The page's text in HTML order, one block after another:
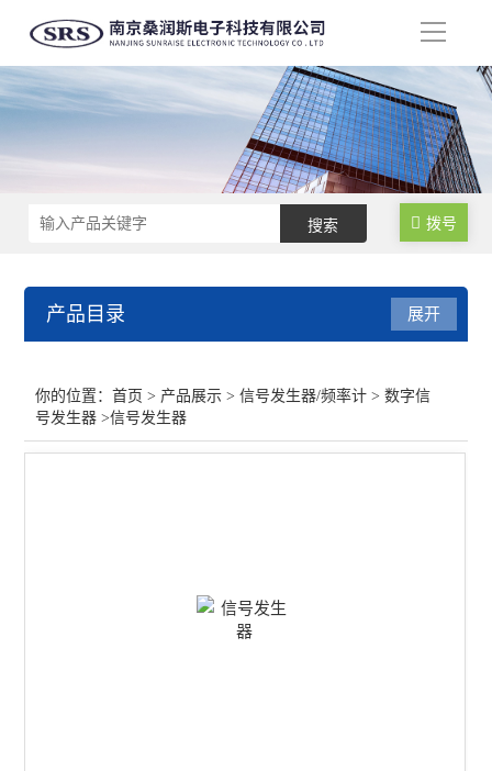
导
拨号
产品目录
频率计数器
展开
你的位置：首页 > 产品展示 >信号发生器/频率计 >数字信
号发生器 >信号发生器